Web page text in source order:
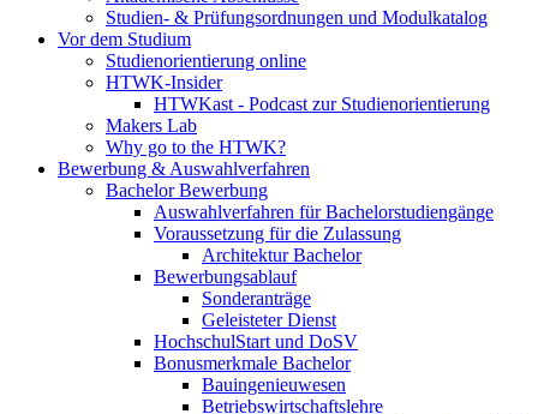
Studien- & Prüfungsordnungen und Modulkatalog
Vor dem Studium
Studienorientierung online
HTWK-Insider
HTWKast - Podcast zur Studienorientierung
Makers Lab
Why go to the HTWK?
Bewerbung & Auswahlverfahren
Bachelor Bewerbung
Auswahlverfahren für Bachelorstudiengänge
Voraussetzung für die Zulassung
Architektur Bachelor
Bewerbungsablauf
Sonderanträge
Geleisteter Dienst
HochschulStart und DoSV
Bonusmerkmale Bachelor
Bauingenieuwesen
Betriebswirtschaftslehre